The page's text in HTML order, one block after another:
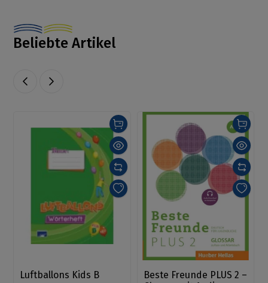
Beliebte Artikel
Luftballons Kids B
Beste Freunde PLUS 2 –